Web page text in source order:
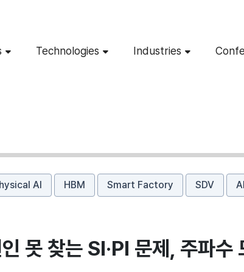
Technologies Industries
AI HBM Smart Factory SDV
못 찾는 SI·PI 문제, 주파수